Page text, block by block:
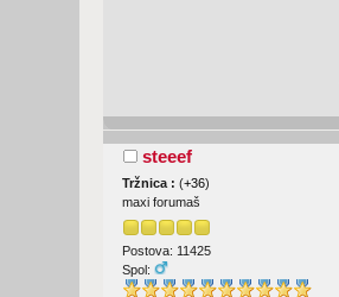
steeef
Tržnica :(+36)
maxi forumaš
Postova: 11425
Spol: